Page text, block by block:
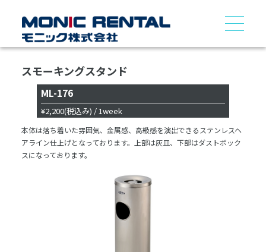
スモーキングスタンド
ML-176
¥2,200(税込み) / 1week
本体は落ち着いた雰囲気、金属感、高級感を演出できるステンレスヘ
アライン仕上げとなっております。上部は灰皿、下部はダストボック
スになっております。